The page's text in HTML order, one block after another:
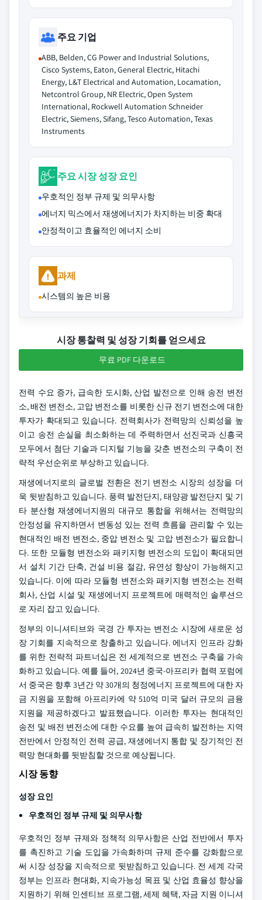
주요 기업
ABB, Belden, CG Power and Industrial Solutions,
Cisco Systems, Eaton, General Electric, Hitachi
Energy, L&T Electrical and Automation, Locamation,
Netcontrol Group, NR Electric, Open System
International, Rockwell Automation Schneider
Electric, Siemens, Sifang, Tesco Automation, Texas
Instruments
주요 시장 성장 요인
우호적인 정부 규제 및 의무사항
에너지 믹스에서 재생에너지가 차지하는 비중 확대
안정적이고 효율적인 에너지 소비
과제
시스템의 높은 비용
시장 통찰력 및 성장 기회를 얻으세요
무료 PDF 다운로드
전력 수요 증가, 급속한 도시화, 산업 발전으로 인해 송전 변전
소, 배전 변전소, 고압 변전소를 비롯한 신규 전기 변전소에 대한
투자가 확대되고 있습니다. 전력회사가 전력망의 신뢰성을 높
이고 송전 손실을 최소화하는 데 주력하면서 선진국과 신흥국
모두에서 첨단 기술과 디지털 기능을 갖춘 변전소의 구축이 전
략적 우선순위로 부상하고 있습니다.
재생에너지로의 글로벌 전환은 전기 변전소 시장의 성장을 더
욱 뒷받침하고 있습니다. 풍력 발전단지, 태양광 발전단지 및 기
타 분산형 재생에너지원의 대규모 통합을 위해서는 전력망의
안정성을 유지하면서 변동성 있는 전력 흐름을 관리할 수 있는
현대적인 배전 변전소, 중압 변전소 및 고압 변전소가 필요합니
다. 또한 모듈형 변전소와 패키지형 변전소의 도입이 확대되면
서 설치 기간 단축, 건설 비용 절감, 유연성 향상이 가능해지고
있습니다. 이에 따라 모듈형 변전소와 패키지형 변전소는 전력
회사, 산업 시설 및 재생에너지 프로젝트에 매력적인 솔루션으
로 자리 잡고 있습니다.
정부의 이니셔티브와 국경 간 투자는 변전소 시장에 새로운 성
장 기회를 지속적으로 창출하고 있습니다. 에너지 인프라 강화
를 위한 전략적 파트너십은 전 세계적으로 변전소 구축을 가속
화하고 있습니다. 예를 들어, 2024년 중국-아프리카 협력 포럼에
서 중국은 향후 3년간 약 30개의 청정에너지 프로젝트에 대한 자
금 지원을 포함해 아프리카에 약 510억 미국 달러 규모의 금융
지원을 제공하겠다고 발표했습니다. 이러한 투자는 현대적인
송전 및 배전 변전소에 대한 수요를 높여 급속히 발전하는 지역
전반에서 안정적인 전력 공급, 재생에너지 통합 및 장기적인 전
력망 현대화를 뒷받침할 것으로 예상됩니다.
시장 동향
성장 요인
우호적인 정부 규제 및 의무사항
우호적인 정부 규제와 정책적 의무사항은 산업 전반에서 투자
를 촉진하고 기술 도입을 가속화하며 규제 준수를 강화함으로
써 시장 성장을 지속적으로 뒷받침하고 있습니다. 전 세계 각국
정부는 인프라 현대화, 지속가능성 목표 및 산업 효율성 향상을
지원하기 위해 인센티브 프로그램, 세제 혜택, 자금 지원 이니셔